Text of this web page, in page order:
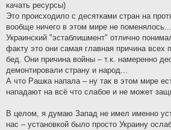
качать ресурсы)
Это происходило с десятками стран на
вообще ничего в этом мире не поменялось...
Украинский "эстаблишмент" отлично
факту это они самая главная причина всех
бед. Они причина войны – т.к. намеренно
демонтировали страну и народ...
А что Рашка напала – ну так в этом мире
нападают на всё что слабое и не может
В целом, я думаю Запад не имел именно
нас – установкой было просто Украину